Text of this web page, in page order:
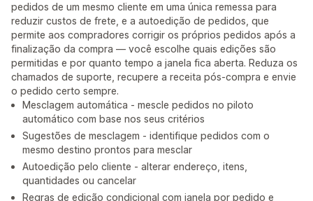
pedidos de um mesmo cliente em uma única remessa para
reduzir custos de frete, e a autoedição de pedidos, que
permite aos compradores corrigir os próprios pedidos após a
finalização da compra — você escolhe quais edições são
permitidas e por quanto tempo a janela fica aberta. Reduza os
chamados de suporte, recupere a receita pós-compra e envie
o pedido certo sempre.
Mesclagem automática - mescle pedidos no piloto
automático com base nos seus critérios
Sugestões de mesclagem - identifique pedidos com o
mesmo destino prontos para mesclar
Autoedição pelo cliente - alterar endereço, itens,
quantidades ou cancelar
Regras de edição condicional com janela por pedido e